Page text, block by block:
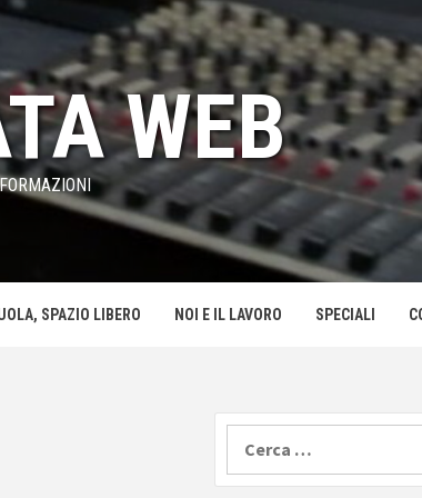
WEB
SPAZIO LIBERO NOI E IL LAVORO SPECIALI